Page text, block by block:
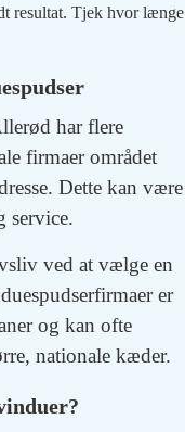
resultat. Tjek hvor længe
har flere
firmaer området
Dette kan være
service.
ved at vælge en
er
og kan ofte
nationale kæder.